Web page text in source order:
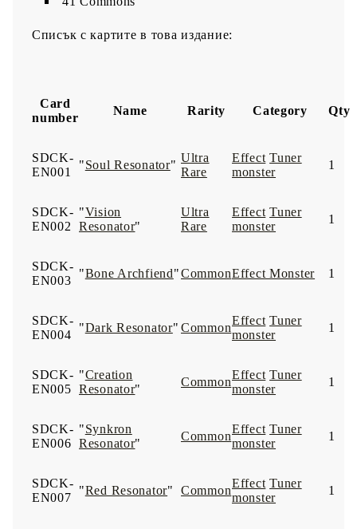
Списък с картите в това издание:
Card
number
Name Rarity Category Qty
SDCK-
EN001
"Soul Resonator"
Ultra
Rare
Effect Tuner
monster
1
SDCK-
EN002
"Vision
Resonator"
Ultra
Rare
Effect Tuner
monster
1
SDCK-
EN003
"Bone Archfiend"CommonEffect Monster 1
SDCK-
EN004
"Dark Resonator" Common
Effect Tuner
monster
1
SDCK-
EN005
"Creation
Resonator"
Common
Effect Tuner
monster
1
SDCK-
EN006
"Synkron
Resonator"
Common
Effect Tuner
monster
1
SDCK-
EN007
"Red Resonator" Common
Effect Tuner
monster
1